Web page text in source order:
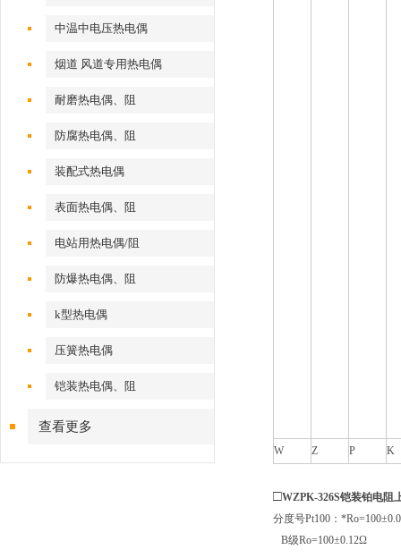
中温中电压热电偶
烟道 风道专用热电偶
耐磨热电偶、阻
防腐热电偶、阻
装配式热电偶
表面热电偶、阻
电站用热电偶/阻
防爆热电偶、阻
k型热电偶
压簧热电偶
铠装热电偶、阻
查看更多
W Z P K
□WZPK-326S铠装铂电阻
分度号Pt100：
B级Ro=100±0.12Ω